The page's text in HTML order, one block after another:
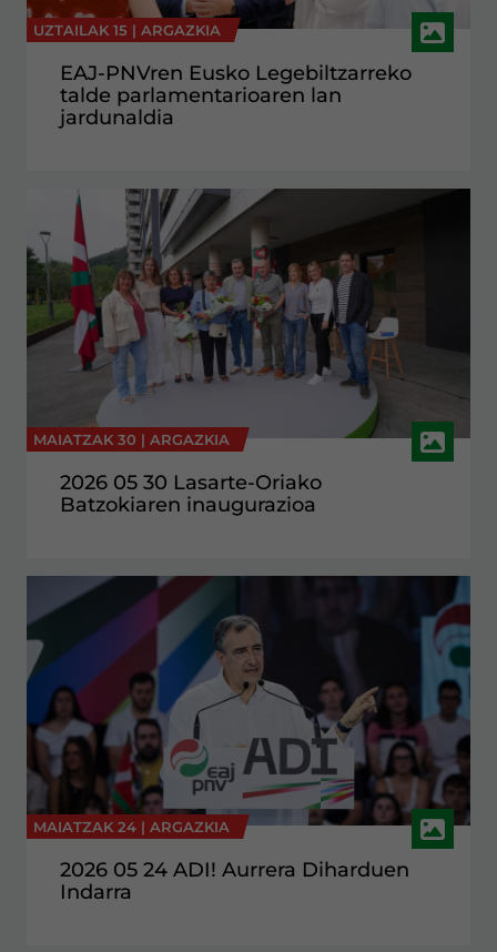
UZTAILAK 15 | ARGAZKIA
EAJ-PNVren Eusko Legebiltzarreko
talde parlamentarioaren lan
jardunaldia
MAIATZAK 30 | ARGAZKIA
2026 05 30 Lasarte-Oriako
Batzokiaren inaugurazioa
MAIATZAK 24 | ARGAZKIA
2026 05 24 ADI! Aurrera Diharduen
Indarra